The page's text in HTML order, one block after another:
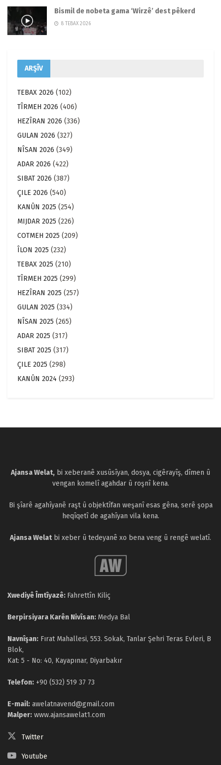
Bismil de nobeta gama ‘Wirzê’ dest pêkerd
8 TEBAX 2026
ARŞÎV
TEBAX 2026 (102)
TÎRMEH 2026 (406)
HEZÎRAN 2026 (336)
GULAN 2026 (327)
NÎSAN 2026 (349)
ADAR 2026 (422)
SIBAT 2026 (387)
ÇILE 2026 (540)
KANÛN 2025 (254)
MIJDAR 2025 (226)
COTMEH 2025 (209)
ÎLON 2025 (232)
TEBAX 2025 (210)
TÎRMEH 2025 (299)
HEZÎRAN 2025 (257)
GULAN 2025 (334)
NÎSAN 2025 (265)
ADAR 2025 (317)
SIBAT 2025 (317)
ÇILE 2025 (298)
KANÛN 2024 (293)
Ajansa Welat, bi xeberanê xusûsîyan, dosya, cigêrayîş, dîmen û
vengan komelî agahdar û roşnî kena.
Bi şîarê agahîyanê raşt û objektîfan weşanî esas gêna, serê şopa
heqîqetî de agahîyan vila kena.
Ajansa Welatbi xeber û tedeyanê xo bena veng û rengê welatî.
Xwediyê Îmtîyazê: Fahrettîn Kiliç
Berpirsiyara Karên Nivîsan: Medya Bal
Navnîşan: Fırat Mahallesi, 553. Sokak, Tanlar Şehri Teras Evleri, B
Blok,
Kat: 5 - No: 40, Kayapınar, Diyarbakır
Telefon: +90 (532) 519 37 73
E-mail: awelatnavend@gmail.com
Malper: www.ajansawelat1.com
Twitter
Youtube